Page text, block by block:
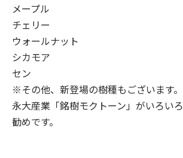
メープル
チェリー
ウォールナット
シカモア
セン
※その他、新登場の樹種もございます。
永大産業「銘樹モクトーン」 がいろい
勧めです。